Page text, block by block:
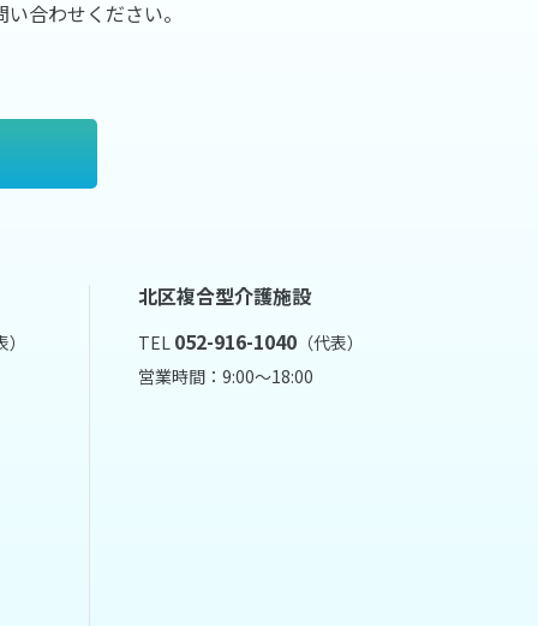
合わせください。
）
北区複合型介護施設
TEL 052-916-1040（代表）
営業時間：9:00～18:00